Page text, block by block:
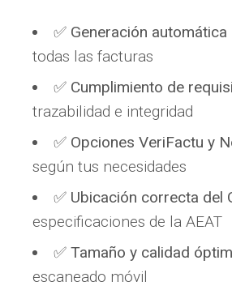
✅ Generación
todas las facturas
✅ Cumplimiento de
trazabilidad e integridad
✅ Opciones VeriFactu y
según tus necesidades
✅ Ubicación correcta del
especificaciones de la AEAT
✅Tamaño y calidad
escaneado móvil